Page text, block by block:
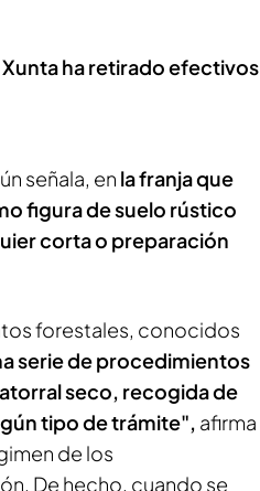
Xunta ha retirado efectivos
señala, en la franja que
figura de suelo rústico
corta o preparación
forestales, conocidos
serie de procedimientos
seco, recogida de
tipo de trámite", afirma
de los
De hecho, cuando se